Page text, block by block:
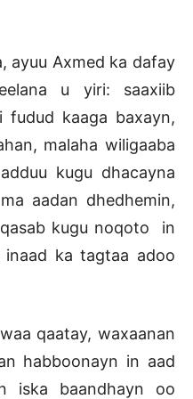
ayuu Axmed ka dafay
u yiri: saaxiib
fudud kaaga baxayn,
malaha wiligaaba
kugu dhacayna
aadan dhedhemin,
kugu noqoto in
ka tagtaa adoo
qaatay, waxaanan
habboonayn in aad
iska baandhayn oo